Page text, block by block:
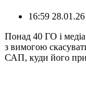
16:59 28.01.26
️Понад 40 ГО і медіа
з вимогою
САП, куди його